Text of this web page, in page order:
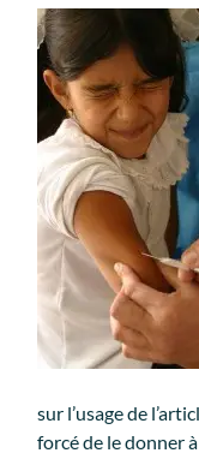
sur l’usage de
forcé de le donner